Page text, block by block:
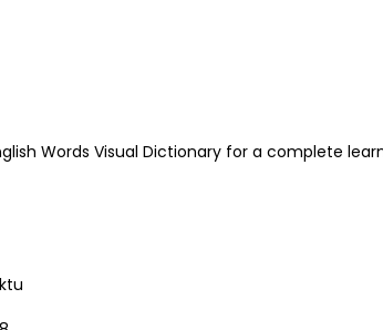
Words Visual Dictionary for a complete